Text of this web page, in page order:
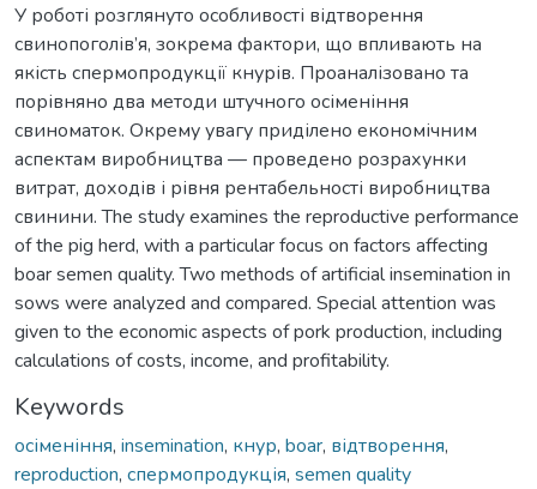
У роботі розглянуто особливості відтворення
свинопоголів’я, зокрема фактори, що впливають на
якість спермопродукції кнурів. Проаналізовано та
порівняно два методи штучного осіменіння
свиноматок. Окрему увагу приділено економічним
аспектам виробництва — проведено розрахунки
витрат, доходів і рівня рентабельності виробництва
свинини. The study examines the reproductive performance
of the pig herd, with a particular focus on factors affecting
boar semen quality. Two methods of artificial insemination in
sows were analyzed and compared. Special attention was
given to the economic aspects of pork production, including
calculations of costs, income, and profitability.
Keywords
осіменіння, insemination, кнур, boar, відтворення,
reproduction, спермопродукція, semen quality